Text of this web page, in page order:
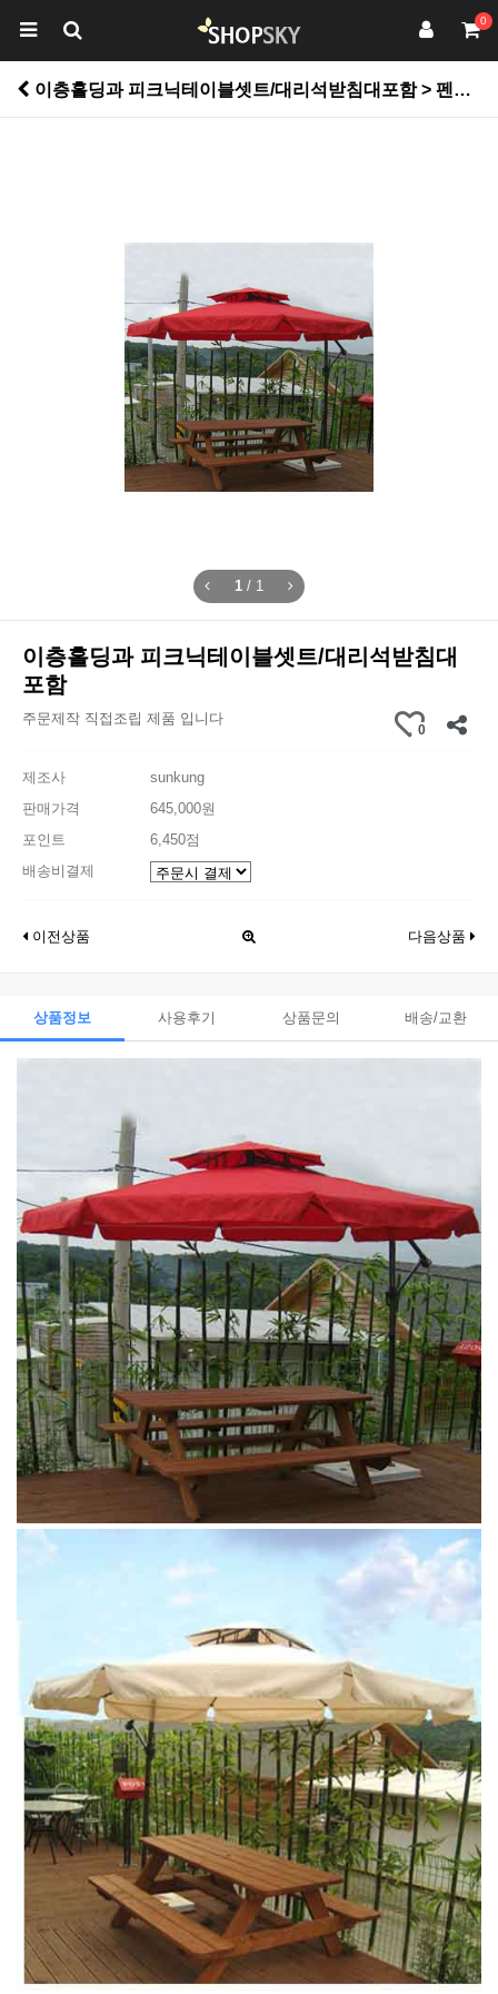
0
이층홀딩과 피크닉테이블셋트/대리석받침대포함 > 펜션용품
1 / 1
이층홀딩과 피크닉테이블셋트/대리석받침대
포함
주문제작 직접조립 제품 입니다
0
제조사
sunkung
판매가격
645,000원
포인트
6,450점
배송비결제
이전상품 다음상품
상품정보 사용후기 상품문의 배송/교환